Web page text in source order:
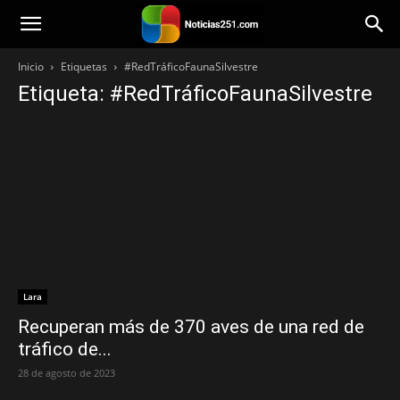
Noticias251
Inicio Etiquetas #RedTráficoFaunaSilvestre
Etiqueta: #RedTráficoFaunaSilvestre
Lara
Recuperan más de 370 aves de una red de
tráfico de...
28 de agosto de 2023